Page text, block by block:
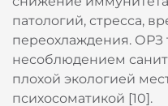
снижение
патологий, стресса,
переохлаждения. ОРЗ
несоблюдением
плохой экологией